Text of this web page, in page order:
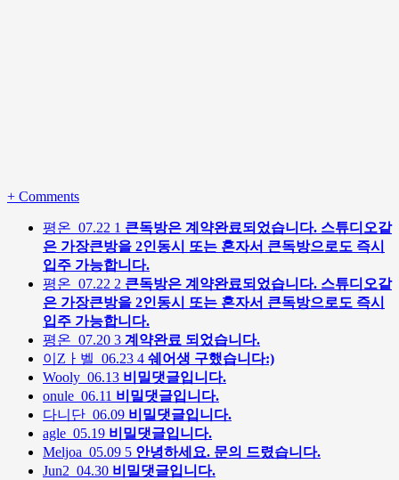
+ Comments
평온 07.22 1 큰독방은 계약완료되었습니다. 스튜디오같
은 가장큰방을 2인동시 또는 혼자서 큰독방으로도 즉시
입주 가능합니다.
평온 07.22 2 큰독방은 계약완료되었습니다. 스튜디오같
은 가장큰방을 2인동시 또는 혼자서 큰독방으로도 즉시
입주 가능합니다.
평온 07.20 3 계약완료 되었습니다.
이Zㅏ벨 06.23 4 쉐어생 구했습니다:)
Wooly 06.13 비밀댓글입니다.
onule 06.11 비밀댓글입니다.
다니단 06.09 비밀댓글입니다.
agle 05.19 비밀댓글입니다.
Meljoa 05.09 5 안녕하세요. 문의 드렸습니다.
Jun2 04.30 비밀댓글입니다.